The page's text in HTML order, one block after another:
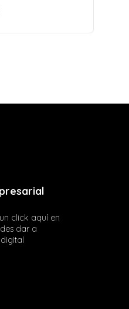
click aquí en
dar a